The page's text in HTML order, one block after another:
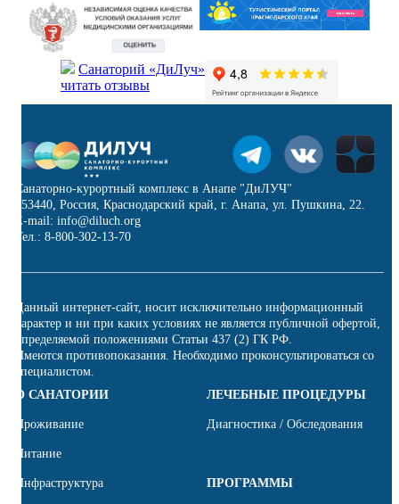
Санаторий «ДиЛуч»
читать отзывы
Санаторно-курортный комплекс в Анапе "ДиЛУЧ"
353440, Россия, Краснодарский край, г. Анапа, ул. Пушкина, 22.
E-mail: info@diluch.org
Тел.: 8-800-302-13-70
Данный интернет-сайт, носит исключительно информационный
характер и ни при каких условиях не является публичной офертой,
определяемой положениями Статьи 437 (2) ГК РФ.
Имеются противопоказания. Необходимо проконсультироваться со
специалистом.
О САНАТОРИИ
Проживание
Питание
Инфраструктура
ЛЕЧЕБНЫЕ ПРОЦЕДУРЫ
Диагностика / Обследования
ПРОГРАММЫ